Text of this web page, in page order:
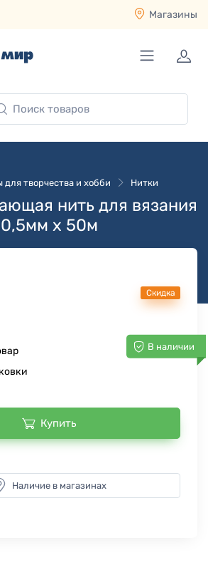
Магазины
для творчества и хобби Нитки
нить для вязания
0,5мм х 50м
Скидка
В наличии
Купить
Наличие в магазинах